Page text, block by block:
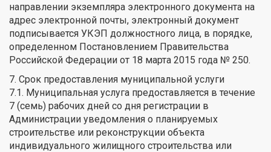
направлении экземпляра электронного документа на
адрес электронной почты, электронный документ
подписывается УКЭП должностного лица, в порядке,
определенном Постановлением Правительства
Российской Федерации от 18 марта 2015 года № 250.
7. Срок предоставления муниципальной услуги
7.1. Муниципальная услуга предоставляется в течение
7 (семь) рабочих дней со дня регистрации в
Администрации уведомления о планируемых
строительстве или реконструкции объекта
индивидуального жилищного строительства или